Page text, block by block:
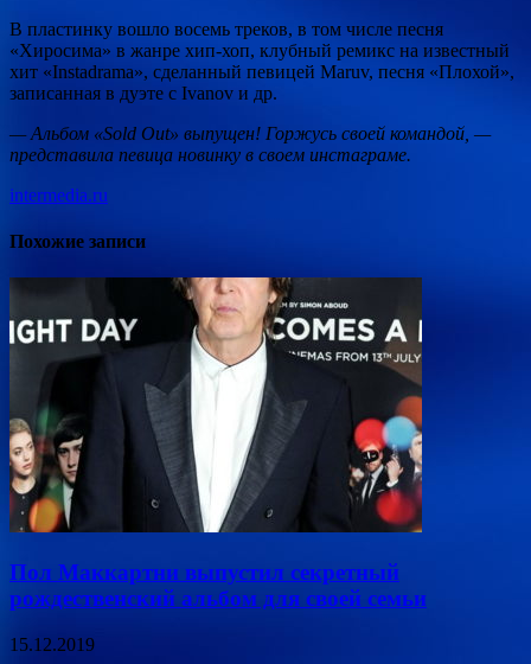
В пластинку вошло восемь треков, в том числе песня
«Хиросима» в жанре хип-хоп, клубный ремикс на известный
хит «Instadrama», сделанный певицей Maruv, песня «Плохой»,
записанная в дуэте с Ivanov и др.
— Альбом «Sold Out» выпущен! Горжусь своей командой, —
представила певица новинку в своем инстаграме.
intermedia.ru
Похожие записи
Пол Маккартни выпустил секретный
рождественский альбом для своей семьи
15.12.2019